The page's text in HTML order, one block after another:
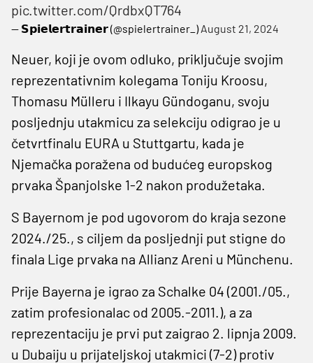
pic.twitter.com/QrdbxQT764
— 𝗦𝗽𝗶𝗲𝗹𝗲𝗿𝘁𝗿𝗮𝗶𝗻𝗲𝗿 (@spielertrainer_)August 21, 2024
Neuer, koji je ovom odluko, priključuje svojim
reprezentativnim kolegama Toniju Kroosu,
Thomasu Mülleru i Ilkayu Gündoganu, svoju
posljednju utakmicu za selekciju odigrao je u
četvrtfinalu EURA u Stuttgartu, kada je
Njemačka poražena od budućeg europskog
prvaka Španjolske 1-2 nakon produžetaka.
S Bayernom je pod ugovorom do kraja sezone
2024./25., s ciljem da posljednji put stigne do
finala Lige prvaka na Allianz Areni u Münchenu.
Prije Bayerna je igrao za Schalke 04 (2001./05.,
zatim profesionalac od 2005.-2011.), a za
reprezentaciju je prvi put zaigrao 2. lipnja 2009.
u Dubaiju u prijateljskoj utakmici (7-2) protiv